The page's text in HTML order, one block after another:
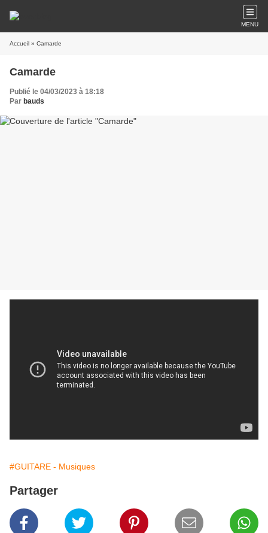
MENU
Accueil » Camarde
Camarde
Publié le 04/03/2023 à 18:18
Par bauds
#GUITARE - Musiques
Partager